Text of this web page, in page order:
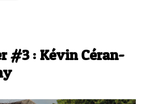
#3 : Kévin Céran-